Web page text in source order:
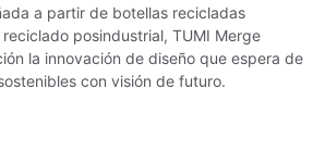
a partir de botellas recicladas
posindustrial, TUMI Merge
la innovación de diseño que espera de
con visión de futuro.